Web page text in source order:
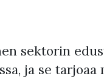
sektorin
ja se